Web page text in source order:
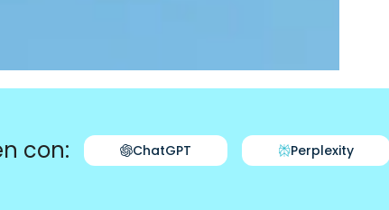
con: ChatGPT Perplexity